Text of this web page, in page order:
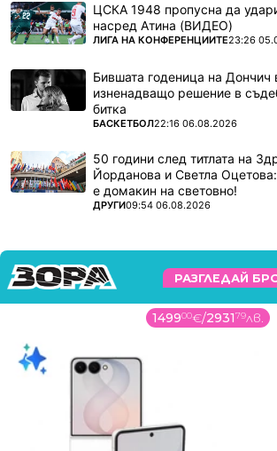
ЦСКА 1948 пропусна да
насред Атина (ВИДЕО)
ПОВЕЧЕ ОТ
ЛИГА НА КОНФЕРЕНЦИИТЕ23:26
Бившата годеница на Дончич
изненадващо решение в
битка
ПОВЕЧЕ ОТ
БАСКЕТБОЛ22:16 06.08.2026
50 години след титлата на
Йорданова и Светла
е домакин на световно!
ПОВЕЧЕ ОТ
ДРУГИ09:54 06.08.2026
РАЗГЛЕДАЙ
149900€/293179лв.